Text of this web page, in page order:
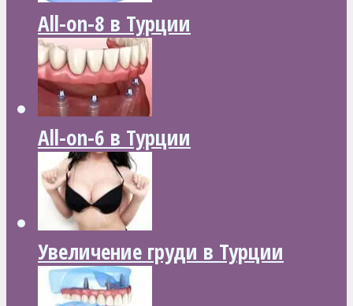
All-on-8 в Турции
All-on-6 в Турции
Увеличение груди в Турции